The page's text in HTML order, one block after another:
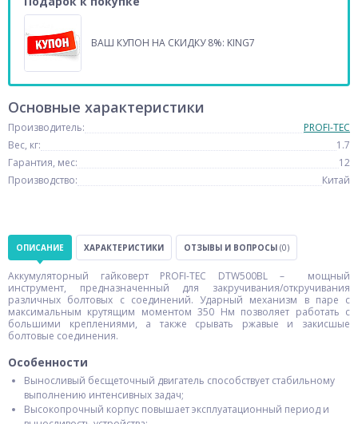
ВАШ КУПОН НА СКИДКУ 8%: KING7
Основные характеристики
Производитель:
PROFI-TEC
Вес, кг:
1.7
Гарантия, мес:
12
Производство:
Китай
ОПИСАНИЕ ХАРАКТЕРИСТИКИ ОТЗЫВЫ И ВОПРОСЫ (0)
Аккумуляторный гайковерт PROFI-TEC DTW500BL – мощный
инструмент, предназначенный для закручивания/откручивания
различных болтовых с соединений. Ударный механизм в паре с
максимальным крутящим моментом 350 Нм позволяет работать с
большими креплениями, а также срывать ржавые и закисшые
болтовые соединения.
Особенности
Выносливый бесщеточный двигатель способствует стабильному
выполнению интенсивных задач;
Высокопрочный корпус повышает эксплуатационный период и